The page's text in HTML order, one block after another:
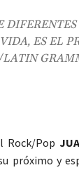
ES EL
LATIN
Rock/Pop
próximo y